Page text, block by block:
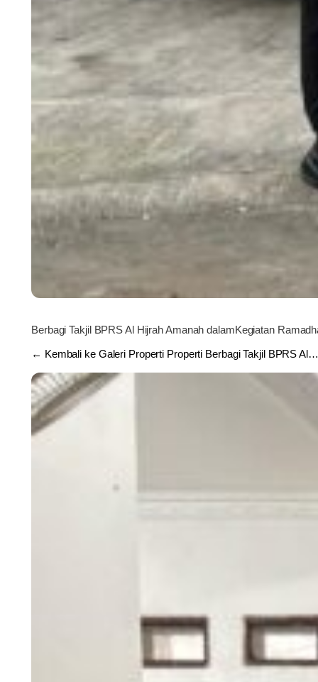
Berbagi Takjil BPRS Al Hijrah Amanah dalamKegiatan
← Kembali ke Galeri Properti Properti Berbagi Takjil BPRS Al…